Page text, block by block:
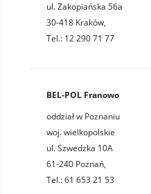
ul. Zakopiańska 56a
30-418 Kraków,
Tel.: 12 290 71 77
BEL-POL Franowo
oddział w Poznaniu
woj. wielkopolskie
ul. Szwedzka 10A
61-240 Poznań,
Tel.: 61 653 21 53